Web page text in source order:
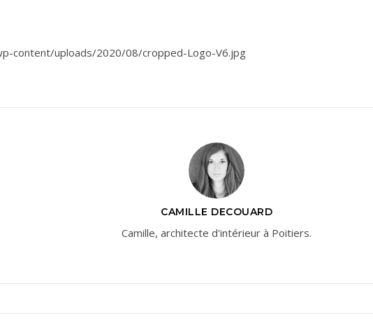
content/uploads/2020/08/cropped-Logo-V6.jpg
CAMILLE DECOUARD
Camille, architecte d'intérieur à Poitiers.